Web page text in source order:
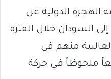
الدولية عن
إلى السودان خلال الفترة
الغالبية منهم في
ملحوظاً في حركة